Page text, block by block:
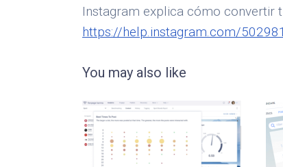
Instagram explica cómo convertir
https://help.instagram.com/
You may also like